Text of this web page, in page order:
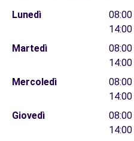
Lunedì
Martedì
Mercoledì
Giovedì